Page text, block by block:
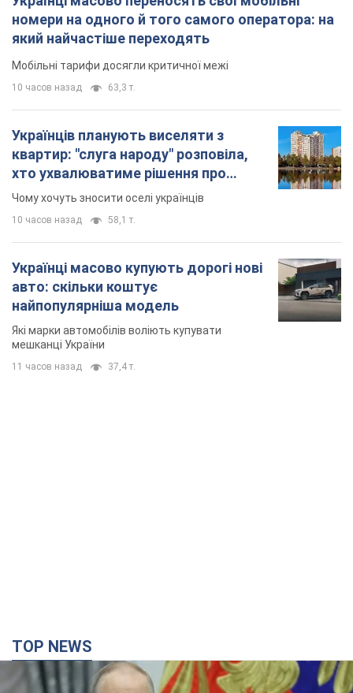
10 часов назад 58,1 т.
Українці масово купують дорогі нові
авто: скільки коштує
мешканці України
11 часов назад 37,4 т.
Путін не готовий завершувати війну: дві карти
Кремля, які потрібно вибити, щоб змінити його
думку. Інтерв’ю з Веселовським